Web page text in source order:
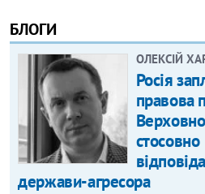
БЛОГИ
ОЛЕКСІЙ
Росія
правова
стосовно
держави-агресора